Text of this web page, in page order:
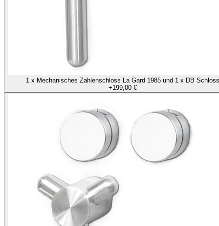
1 x Mechanisches Zahlenschloss La Gard 1985 und 1 x DB Schloss
+199,00 €